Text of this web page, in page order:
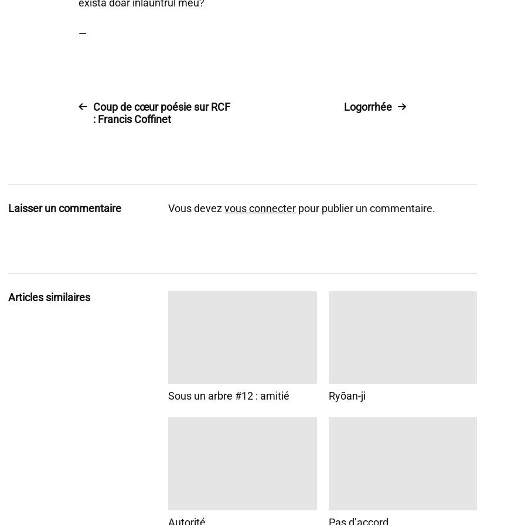
exista doar înlăuntrul meu?
—
Coup de cœur poésie sur RCF
: Francis Coffinet
Logorrhée
Laisser un commentaire Vous devezvous connecter pour publier un commentaire.
Articles similaires
Sous un arbre #12 : amitié Ryōan-ji
Autorité Pas d’accord